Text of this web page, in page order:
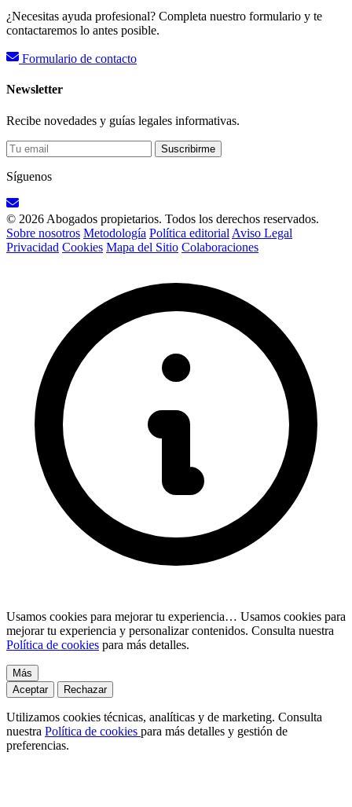
¿Necesitas ayuda profesional? Completa nuestro formulario y te
contactaremos lo antes posible.
Formulario de contacto
Newsletter
Recibe novedades y guías legales informativas.
Suscribirme
Síguenos
© 2026 Abogados propietarios. Todos los derechos reservados.
Sobre nosotros Metodología Política editorial Aviso Legal
Privacidad Cookies Mapa del Sitio Colaboraciones
Usamos cookies para mejorar tu experiencia… Usamos cookies para
mejorar tu experiencia y personalizar contenidos. Consulta nuestra
Política de cookies para más detalles.
Más
Aceptar
Rechazar
Utilizamos cookies técnicas, analíticas y de marketing. Consulta
nuestra Política de cookies para más detalles y gestión de
preferencias.